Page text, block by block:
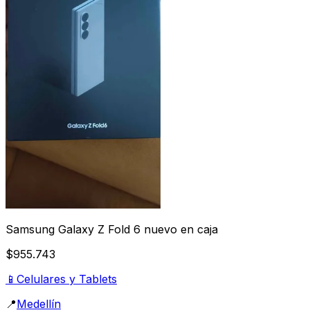
Samsung Galaxy Z Fold 6 nuevo en caja
$955.743
📱 Celulares y Tablets
📍Medellín